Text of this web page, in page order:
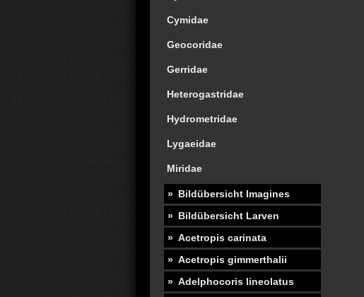
Cymidae
Geocoridae
Gerridae
Heterogastridae
Hydrometridae
Lygaeidae
Miridae
Bildübersicht Imagines
Bildübersicht Larven
Acetropis carinata
Acetropis gimmerthalii
Adelphocoris lineolatus